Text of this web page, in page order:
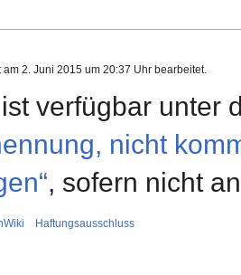
2. Juni 2015 um 20:37 Uhr bearbeitet.
verfügbar unter
nicht
, sofern nicht
Haftungsausschluss